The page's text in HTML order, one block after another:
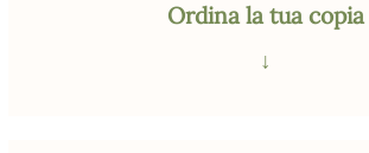
Ordina la tua copia
↓